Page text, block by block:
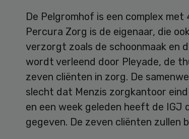
De Pelgromhof is een complex
Percura Zorg is de eigenaar, die
verzorgt zoals de schoonmaak en
wordt verleend door Pleyade, de
zeven cliënten in zorg. De
slecht dat Menzis zorgkantoor
en een week geleden heeft de IGJ
gegeven. De zeven cliënten zullen